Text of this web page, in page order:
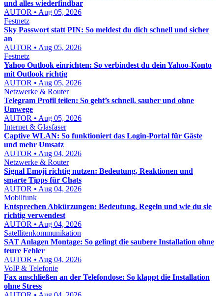
und alles wiederfindbar
AUTOR • Aug 05, 2026
Festnetz
Sky Passwort statt PIN: So meldest du dich schnell und sicher
an
AUTOR • Aug 05, 2026
Festnetz
Yahoo Outlook einrichten: So verbindest du dein Yahoo-Konto
mit Outlook richtig
AUTOR • Aug 05, 2026
Netzwerke & Router
Telegram Profil teilen: So geht’s schnell, sauber und ohne
Umwege
AUTOR • Aug 05, 2026
Internet & Glasfaser
Captive WLAN: So funktioniert das Login-Portal für Gäste
und mehr Umsatz
AUTOR • Aug 04, 2026
Netzwerke & Router
Signal Emoji richtig nutzen: Bedeutung, Reaktionen und
smarte Tipps für Chats
AUTOR • Aug 04, 2026
Mobilfunk
Entsprechen Abkürzungen: Bedeutung, Regeln und wie du sie
richtig verwendest
AUTOR • Aug 04, 2026
Satellitenkommunikation
SAT Anlagen Montage: So gelingt die saubere Installation ohne
teure Fehler
AUTOR • Aug 04, 2026
VoIP & Telefonie
Fax anschließen an der Telefondose: So klappt die Installation
ohne Stress